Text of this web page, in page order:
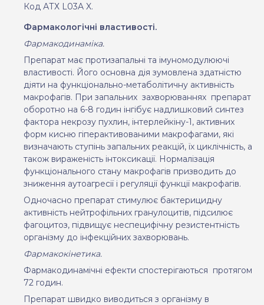
Код АТХ L 03A X.
Фармакологічні властивості.
Фармакодинаміка.
Препарат має протизапальні та імуномодулюючі
властивості. Його основна дiя зумовлена здатнiстю
дiяти на функціонально-метаболітичну активність
макрофагів. При запальних захворюваннях препарат
оборотно на 6-8 годин інгібує надлишковий синтез
фактора некрозу пухлин, інтерлейкіну-1, активних
форм кисню гіперактивованими макрофагами, які
визначають ступiнь запальних реакцій, їх циклічність, а
також вираженість інтоксикації. Нормалізація
функціонального стану макрофагів призводить до
зниження аутоагресії i регуляції функції макрофагів.
Одночасно препарат стимулює бактерицидну
активнiсть нейтрофільних гранулоцитів, пiдсилює
фагоцитоз, підвищує неспецифічну резистентність
організму до інфекційних захворювань.
Фармакокінетика.
Фармакодинамічні ефекти спостерiгаються протягом
72 годин.
Препарат швидко виводиться з організму в